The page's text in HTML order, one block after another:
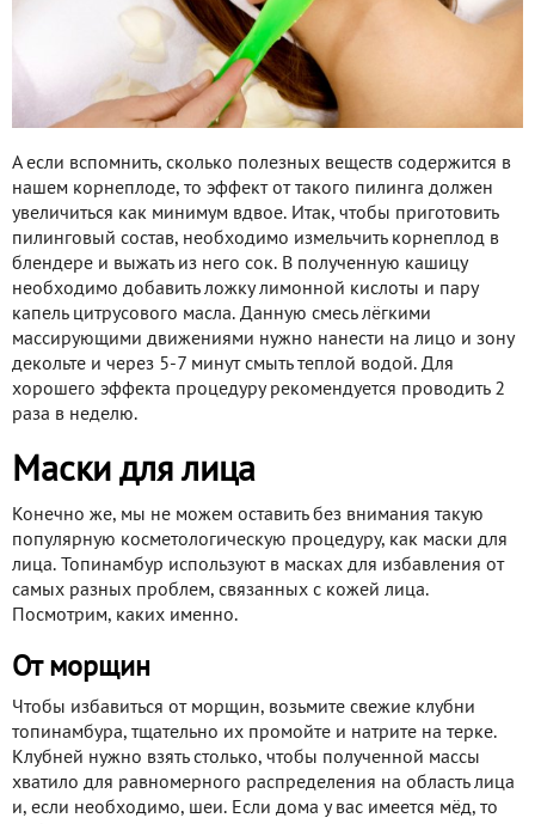
А если вспомнить, сколько полезных веществ содержится в
нашем корнеплоде, то эффект от такого пилинга должен
увеличиться как минимум вдвое. Итак, чтобы приготовить
пилинговый состав, необходимо измельчить корнеплод в
блендере и выжать из него сок. В полученную кашицу
необходимо добавить ложку лимонной кислоты и пару
капель цитрусового масла. Данную смесь лёгкими
массирующими движениями нужно нанести на лицо и зону
декольте и через 5-7 минут смыть теплой водой. Для
хорошего эффекта процедуру рекомендуется проводить 2
раза в неделю.
Маски для лица
Конечно же, мы не можем оставить без внимания такую
популярную косметологическую процедуру, как маски для
лица. Топинамбур используют в масках для избавления от
самых разных проблем, связанных с кожей лица.
Посмотрим, каких именно.
От морщин
Чтобы избавиться от морщин, возьмите свежие клубни
топинамбура, тщательно их промойте и натрите на терке.
Клубней нужно взять столько, чтобы полученной массы
хватило для равномерного распределения на область лица
и, если необходимо, шеи. Если дома у вас имеется мёд, то